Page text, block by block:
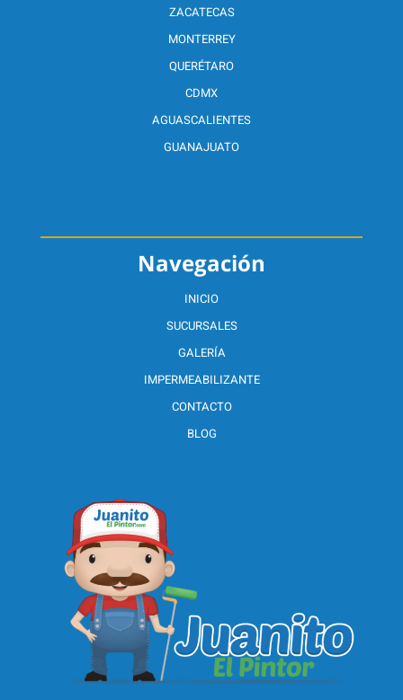
Navegación
INICIO
SUCURSALES
GALERÍA
IMPERMEABILIZANTE
CONTACTO
BLOG
ZACATECAS
MONTERREY
QUERÉTARO
CDMX
AGUASCALIENTES
GUANAJUATO